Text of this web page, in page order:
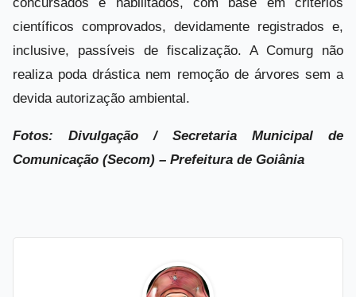
científicos comprovados, devidamente registrados e,
inclusive, passíveis de fiscalização. A Comurg não
realiza poda drástica nem remoção de árvores sem a
devida autorização ambiental.
Fotos: Divulgação / Secretaria Municipal de
Comunicação (Secom) – Prefeitura de Goiânia